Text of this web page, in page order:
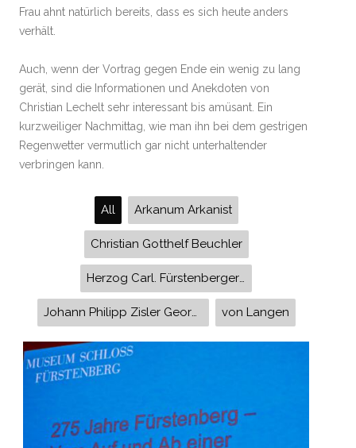
Frau ahnt natürlich bereits, dass es sich heute anders
verhält.
Auch, wenn der Vortrag gegen Ende ein wenig zu lang
gerät, sind die Informationen und Anekdoten von
Christian Lechelt sehr interessant bis amüsant. Ein
kurzweiliger Nachmittag, wie man ihn bei dem gestrigen
Regenwetter vermutlich gar nicht unterhaltender
verbringen kann.
All Arkanum Arkanist
Christian Gotthelf Beuchler
Johann Philipp Zisler Georg Friedrich Geisler von Langen